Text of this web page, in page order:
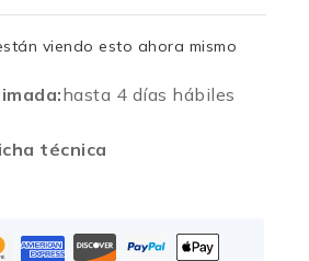
viendo esto ahora mismo
hasta 4 días hábiles
técnica